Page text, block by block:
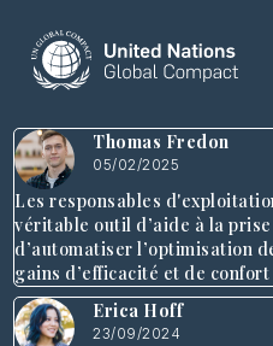
Thomas Fredon
05/02/2025
Les responsables
véritable outil d’aide à la
d’automatiser l’optimisation
gains d’efficacité et de
Erica Hoff
23/09/2024